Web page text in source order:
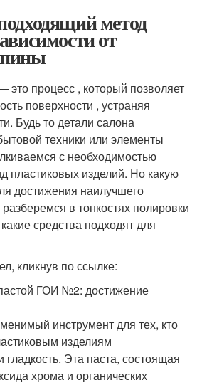
метод
от
это процесс , который позволяет
поверхности , устраняя
Будь то детали салона
техники или элементы
с необходимостью
пластиковых изделий. Но какую
достижения наилучшего
в тонкостях полировки
средства подходят для
кликнув по ссылке:
ГОИ №2: достижение
инструмент для тех, кто
изделиям
Эта паста, состоящая
хрома и органических